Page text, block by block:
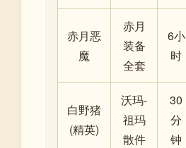
赤月恶
魔
赤月
装备
全套
6小
时
白野猪
(精英)
沃玛-
祖玛
散件
30
分
钟